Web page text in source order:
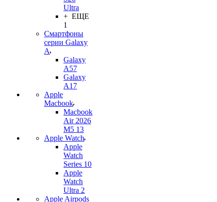
Ultra
+ ЕЩЕ
1
Смартфоны
серии Galaxy
A
Galaxy
A57
Galaxy
A17
Apple
Macbook
Macbook
Air 2026
M5 13
Apple Watch
Apple
Watch
Series 10
Apple
Watch
Ultra 2
Apple Airpods